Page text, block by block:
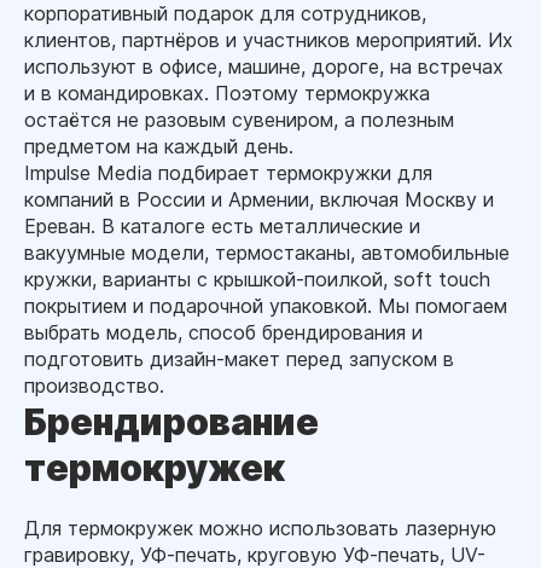
корпоративный подарок для сотрудников,
клиентов, партнёров и участников мероприятий. Их
используют в офисе, машине, дороге, на встречах
и в командировках. Поэтому термокружка
остаётся не разовым сувениром, а полезным
предметом на каждый день.
Impulse Media подбирает термокружки для
компаний в России и Армении, включая Москву и
Ереван. В каталоге есть металлические и
вакуумные модели, термостаканы, автомобильные
кружки, варианты с крышкой-поилкой, soft touch
покрытием и подарочной упаковкой. Мы помогаем
выбрать модель, способ брендирования и
подготовить дизайн-макет перед запуском в
производство.
Брендирование
термокружек
Для термокружек можно использовать лазерную
гравировку, УФ-печать, круговую УФ-печать, UV-